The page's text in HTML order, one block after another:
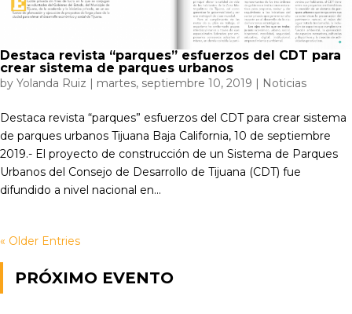
Destaca revista “parques” esfuerzos del CDT para
crear sistema de parques urbanos
by Yolanda Ruiz | martes, septiembre 10, 2019 | Noticias
Destaca revista “parques” esfuerzos del CDT para crear sistema
de parques urbanos Tijuana Baja California, 10 de septiembre
2019.- El proyecto de construcción de un Sistema de Parques
Urbanos del Consejo de Desarrollo de Tijuana (CDT) fue
difundido a nivel nacional en...
« Older Entries
PRÓXIMO EVENTO